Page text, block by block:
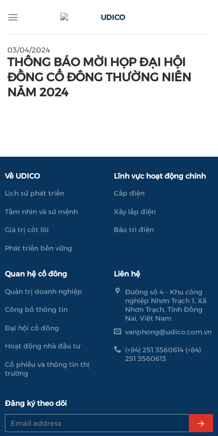
content
03/04/2024
THÔNG BÁO MỜI HỌP ĐẠI HỘI
ĐỒNG CỔ ĐÔNG THƯỜNG NIÊN
NĂM 2024
Về UDICO
Lịch sử phát triển
Tầm nhìn và sứ mệnh
Giá trị cốt lõi
Phát triển bền vững
Lĩnh vực hoạt động chính
Cấp điện
Xây lắp điện
Bảo trì điện
Quan hệ cổ đông
Quản trị doanh nghiệp
Công bố thông tin
Đại hội cổ đông
Hoạt động nhà đầu tư
Cổ phiếu và thông tin thị
trường
Liên hệ
Đường số 4 - Khu công
nghiệp Nhơn Trạch 1, Xã
Nhơn Trạch, Tỉnh Đồng
Nai, Việt Nam
vanphong@udico.com.vn
(+84) 251 3560614 (+84)
251 3560613
Đăng ký theo dõi